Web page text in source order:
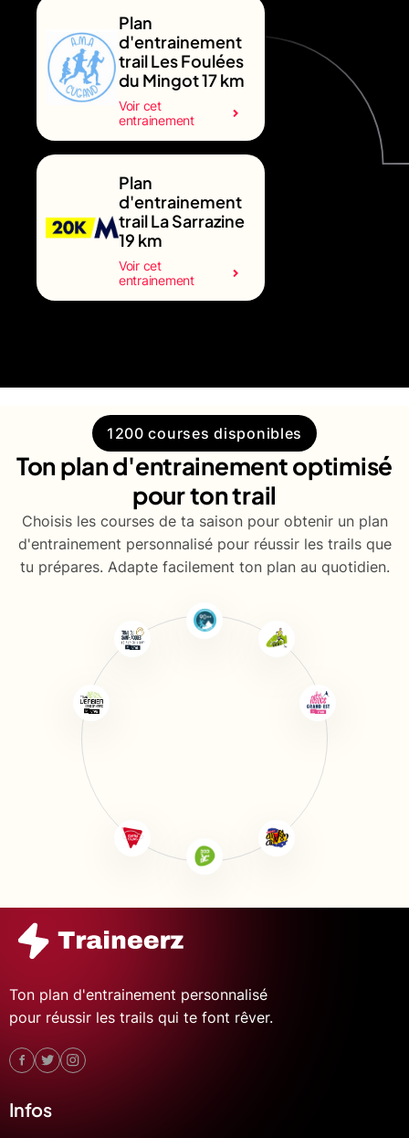
Plan
d'entrainement
trail Les Foulées
du Mingot 17 km
Voir cet
entrainement
Plan
d'entrainement
trail La Sarrazine
19 km
Voir cet
entrainement
1200 courses disponibles
Ton plan d'entrainement optimisé
pour ton trail
Choisis les courses de ta saison pour obtenir un plan
d'entrainement personnalisé pour réussir les trails que
tu prépares. Adapte facilement ton plan au quotidien.
Ton plan d'entrainement personnalisé
pour réussir les trails qui te font rêver.
Infos